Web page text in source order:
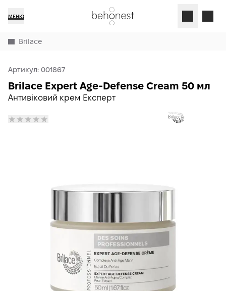
МЕНЮ
Brilace
Артикул: 001867
Антивіковий крем Експерт
Brilace Expert Age-Defense Cream 50 мл